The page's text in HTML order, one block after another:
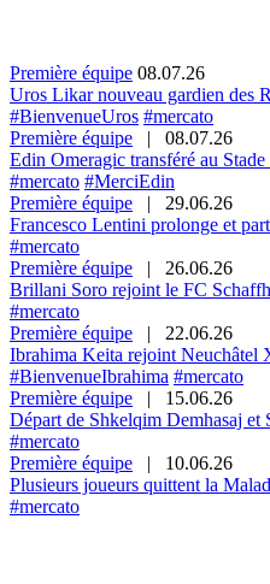
Première équipe 08.07.26
Uros Likar nouveau gardien des
#BienvenueUros #mercato
Première équipe
|
08.07.26
Edin Omeragic transféré au Stade
#mercato #MerciEdin
Première équipe
|
29.06.26
Francesco Lentini prolonge et
#mercato
Première équipe
|
26.06.26
Brillani Soro rejoint le FC
#mercato
Première équipe
|
22.06.26
Ibrahima Keita rejoint Neuchâtel
#BienvenueIbrahima #mercato
Première équipe
|
15.06.26
Départ de Shkelqim Demhasaj et
#mercato
Première équipe
|
10.06.26
Plusieurs joueurs quittent la
#mercato